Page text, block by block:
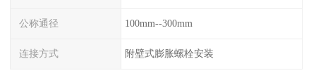
公称通径 100mm--300mm
连接方式 附壁式膨胀螺栓安装